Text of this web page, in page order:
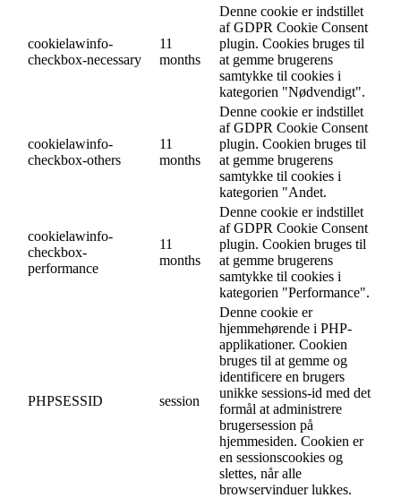
cookielawinfo-
checkbox-necessary
11
months
Denne cookie er indstillet
af GDPR Cookie Consent
plugin. Cookies bruges til
at gemme brugerens
samtykke til cookies i
kategorien "Nødvendigt".
cookielawinfo-
checkbox-others
11
months
Denne cookie er indstillet
af GDPR Cookie Consent
plugin. Cookien bruges til
at gemme brugerens
samtykke til cookies i
kategorien "Andet.
cookielawinfo-
checkbox-
performance
11
months
Denne cookie er indstillet
af GDPR Cookie Consent
plugin. Cookien bruges til
at gemme brugerens
samtykke til cookies i
kategorien "Performance".
PHPSESSID session
Denne cookie er
hjemmehørende i PHP-
applikationer. Cookien
bruges til at gemme og
identificere en brugers
unikke sessions-id med det
formål at administrere
brugersession på
hjemmesiden. Cookien er
en sessionscookies og
slettes, når alle
browservinduer lukkes.